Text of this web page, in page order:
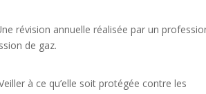
révision annuelle réalisée par un
de gaz.
à ce qu’elle soit protégée contre les